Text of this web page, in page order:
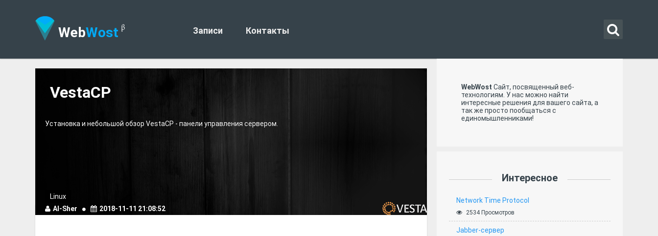
WebWost Записи Контакты
WebWost Сайт, посвященный веб-
технологиям. У нас можно найти
интересные решения для вашего сайта, а
так же просто пообщаться с
единомышленниками!
Интересное
Network Time Protocol
2534 Просмотров
Jabber-сервер
VestaCP
Установка и небольшой обзор VestaCP - панели управления сервером.
Linux
Al-Sher
2018-11-11 21:08:52